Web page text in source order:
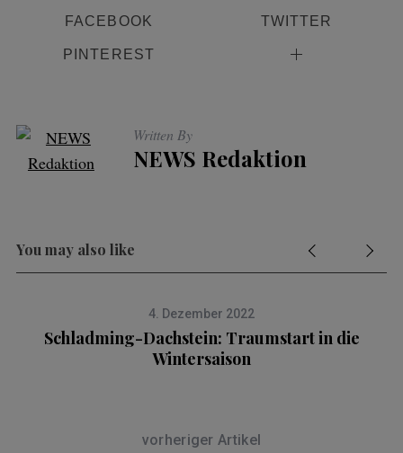
FACEBOOK TWITTER
PINTEREST
Written By
NEWS Redaktion
You may also like
4. Dezember 2022
Schladming-Dachstein: Traumstart in die
Wintersaison
vorheriger Artikel